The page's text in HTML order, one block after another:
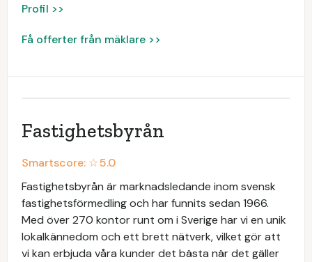
Profil >>
Få offerter från mäklare >>
Fastighetsbyrån
Smartscore: ☆5.0
Fastighetsbyrån är marknadsledande inom svensk
fastighetsförmedling och har funnits sedan 1966.
Med över 270 kontor runt om i Sverige har vi en unik
lokalkännedom och ett brett nätverk, vilket gör att
vi kan erbjuda våra kunder det bästa när det gäller